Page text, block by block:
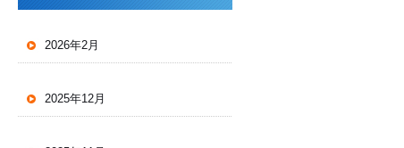
2026年2月
2025年12月